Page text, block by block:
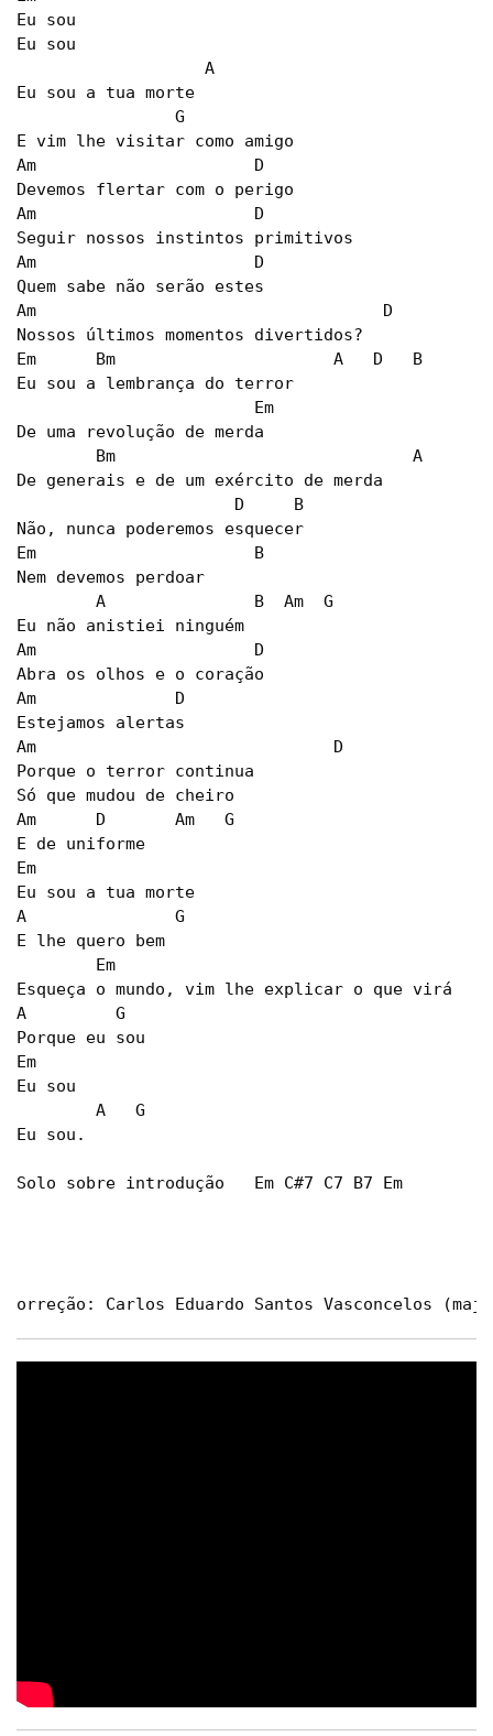
Eu sou
Eu sou
Eu sou a tua morte
E vim lhe visitar como amigo
Am			D
Devemos flertar com o perigo
Am			D
Seguir nossos instintos primitivos
Am			D
Quem sabe não serão estes
Am				     D		Am  G
Nossos últimos momentos divertidos?
Em	Bm			A   D   B
Eu sou a lembrança do terror
De uma revolução de merda
De generais e de um exército de merda
Não, nunca poderemos esquecer
Em			B
Nem devemos perdoar
Eu não anistiei ninguém
Am			D
Abra os olhos e o coração
Am		D
Estejamos alertas
Am				D
Porque o terror continua
Só que mudou de cheiro
Am	D	Am   G
E de uniforme
Em
Eu sou a tua morte
A		G
E lhe quero bem
Esqueça o mundo, vim lhe explicar o que virá
A	  G
Porque eu sou
Em
Eu sou
Eu sou.
Solo sobre introdução   Em C#7 C7 B7 Em
orreção: Carlos Eduardo Santos Vasconcelos (